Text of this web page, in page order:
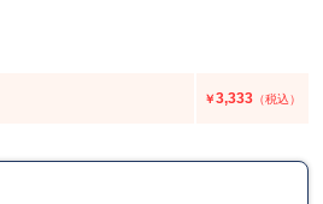
￥3,333 （税込）